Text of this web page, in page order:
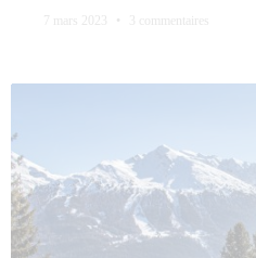
7 mars 2023 3 commentaires